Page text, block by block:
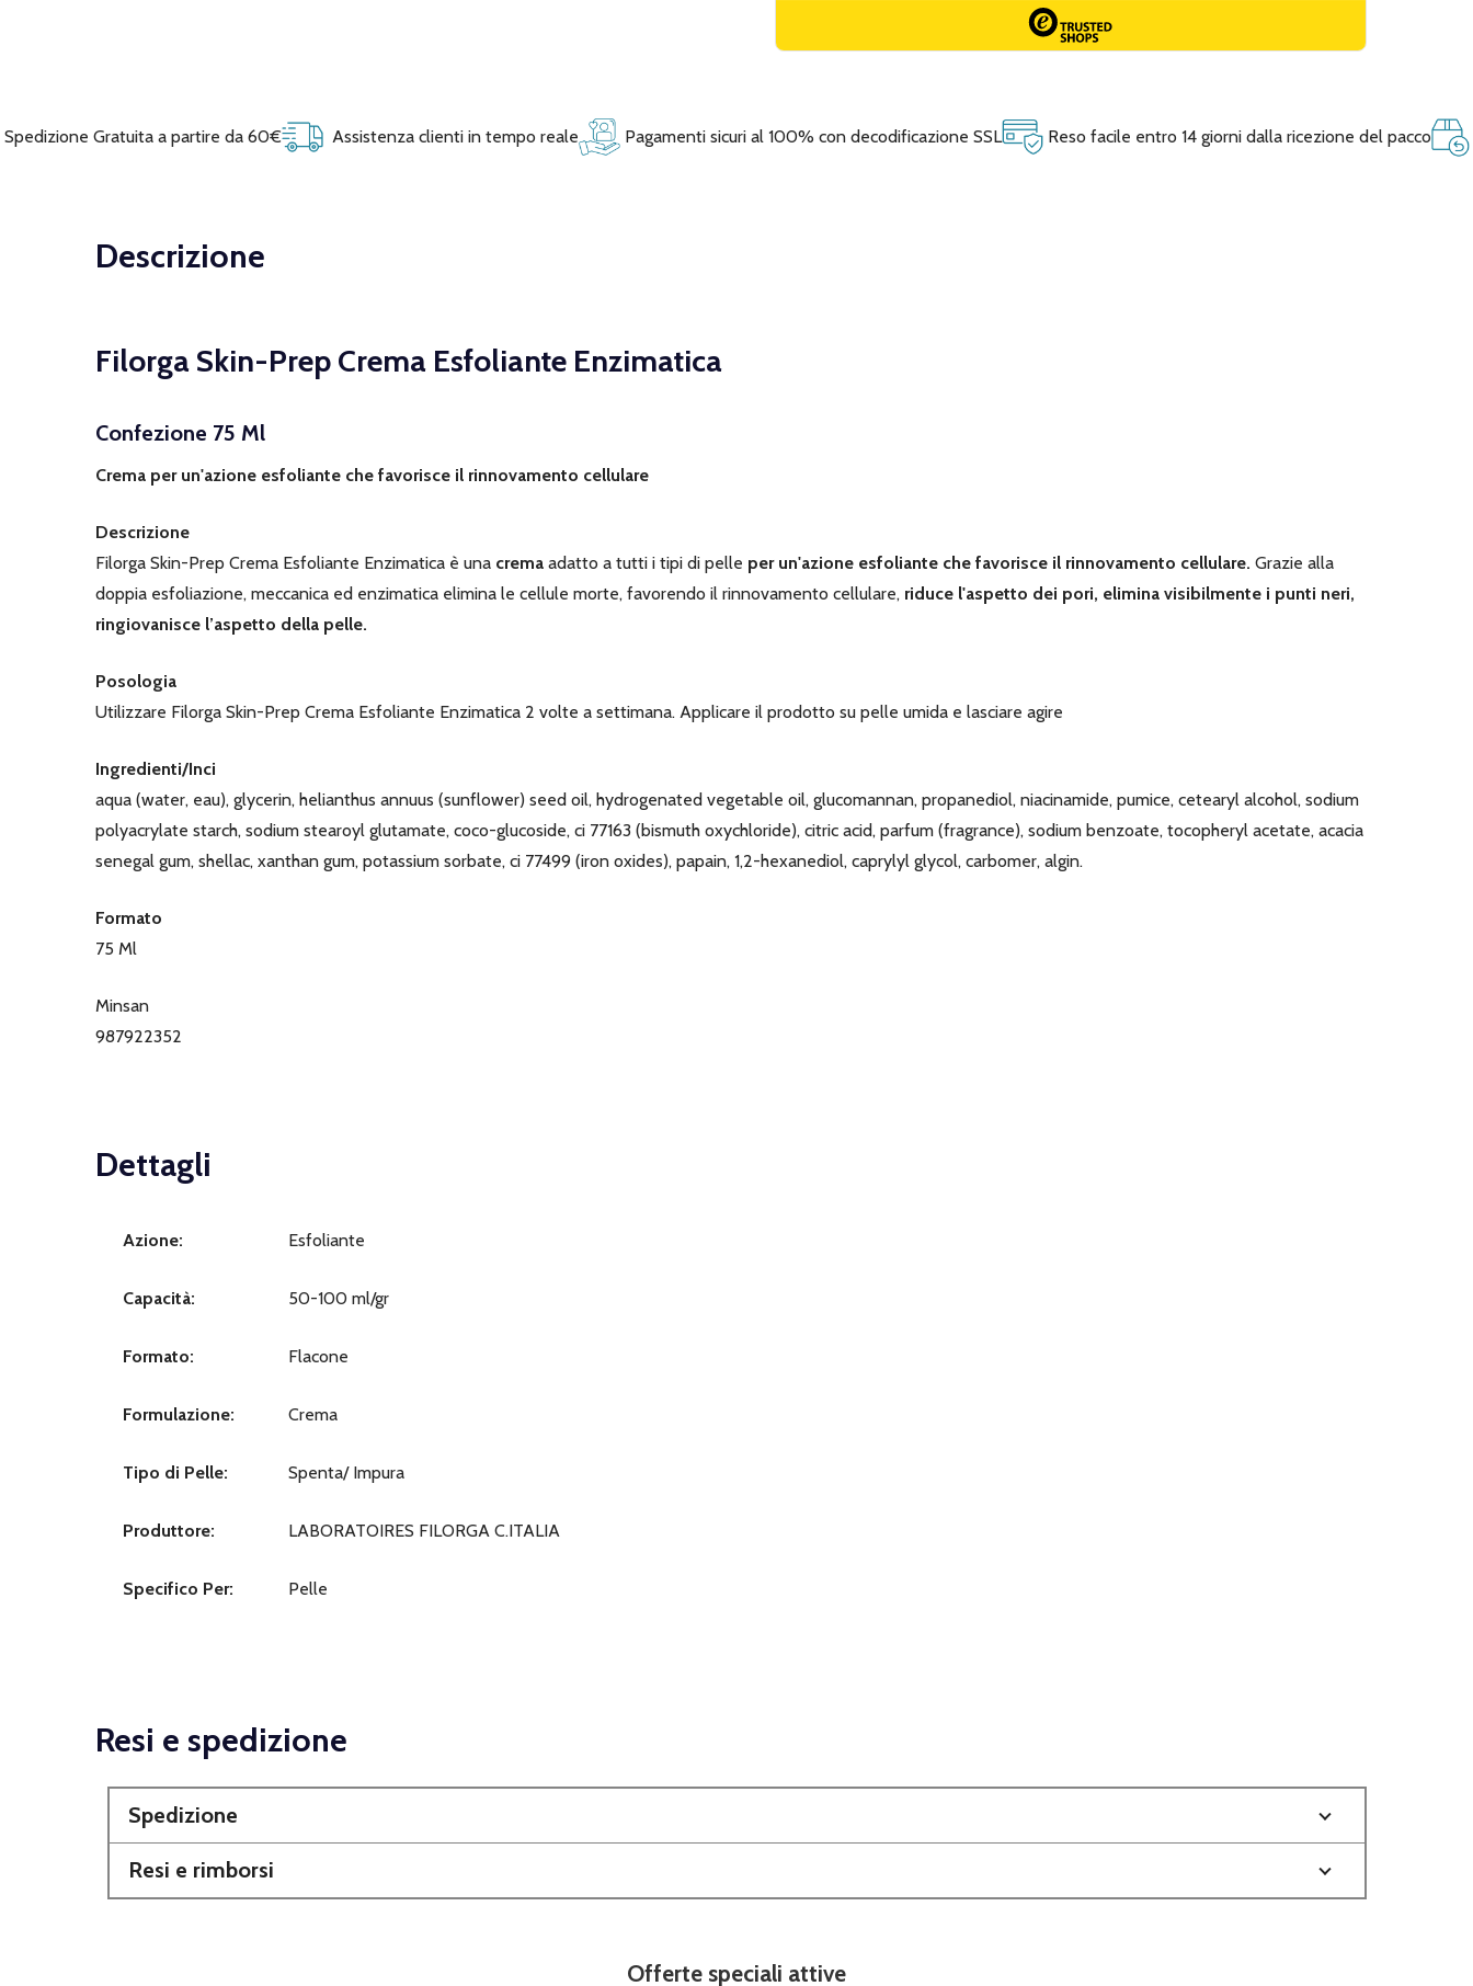
Spedizione Gratuita a partire da 60€ Assistenza clienti in tempo reale Pagamenti sicuri al 100% con decodificazione SSL Reso facile entro 14 giorni dalla ricezione del pacco
Descrizione
Filorga Skin-Prep Crema Esfoliante Enzimatica
Confezione 75 Ml
Crema per un'azione esfoliante che favorisce il rinnovamento cellulare
Descrizione
Filorga Skin-Prep Crema Esfoliante Enzimatica è una crema adatto a tutti i tipi di pelle per un'azione esfoliante che favorisce il rinnovamento cellulare. Grazie alla
doppia esfoliazione, meccanica ed enzimatica elimina le cellule morte, favorendo il rinnovamento cellulare, riduce l'aspetto dei pori, elimina visibilmente i punti neri,
ringiovanisce l’aspetto della pelle.
Posologia
Utilizzare Filorga Skin-Prep Crema Esfoliante Enzimatica 2 volte a settimana. Applicare il prodotto su pelle umida e lasciare agire
Ingredienti/Inci
aqua (water, eau), glycerin, helianthus annuus (sunflower) seed oil, hydrogenated vegetable oil, glucomannan, propanediol, niacinamide, pumice, cetearyl alcohol, sodium
polyacrylate starch, sodium stearoyl glutamate, coco-glucoside, ci 77163 (bismuth oxychloride), citric acid, parfum (fragrance), sodium benzoate, tocopheryl acetate, acacia
senegal gum, shellac, xanthan gum, potassium sorbate, ci 77499 (iron oxides), papain, 1,2-hexanediol, caprylyl glycol, carbomer, algin.
Formato
75 Ml
Minsan
987922352
Dettagli
Azione: Esfoliante
Capacità: 50-100 ml/gr
Formato: Flacone
Formulazione: Crema
Tipo di Pelle: Spenta/ Impura
Produttore: LABORATOIRES FILORGA C.ITALIA
Specifico Per: Pelle
Resi e spedizione
Spedizione
Resi e rimborsi
Offerte speciali attive